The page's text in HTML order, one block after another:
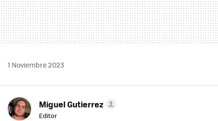
1 Noviembre 2023
Miguel Gutierrez
Editor